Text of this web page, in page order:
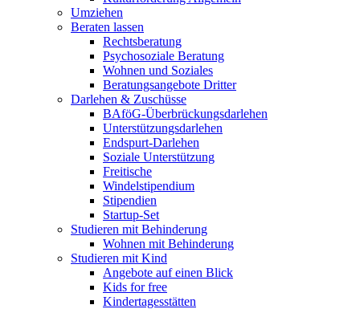
Umziehen
Beraten lassen
Rechtsberatung
Psychosoziale Beratung
Wohnen und Soziales
Beratungsangebote Dritter
Darlehen & Zuschüsse
BAföG-Überbrückungsdarlehen
Unterstützungsdarlehen
Endspurt-Darlehen
Soziale Unterstützung
Freitische
Windelstipendium
Stipendien
Startup-Set
Studieren mit Behinderung
Wohnen mit Behinderung
Studieren mit Kind
Angebote auf einen Blick
Kids for free
Kindertagesstätten